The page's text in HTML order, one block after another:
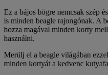
Ez a bájos bögre nemcsak szép
is minden beagle rajongónak. A
hozza magával minden korty
használni.
Merülj el a beagle világában
minden kortyát a kedvenc